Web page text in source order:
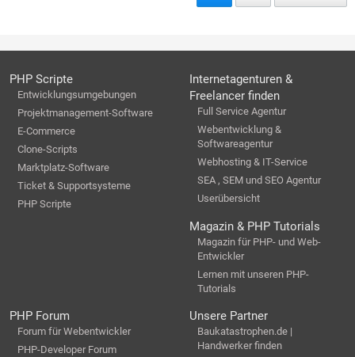
PHP Scripte
Entwicklungsumgebungen
Projektmanagement-Software
E-Commerce
Clone-Scripts
Marktplatz-Software
Ticket & Supportsysteme
PHP Scripte
Internetagenturen &
Freelancer finden
Full Service Agentur
Webentwicklung &
Softwareagentur
Webhosting & IT-Service
SEA , SEM und SEO Agentur
Userübersicht
Magazin & PHP Tutorials
Magazin für PHP- und Web-
Entwickler
Lernen mit unseren PHP-
Tutorials
PHP Forum
Forum für Webentwickler
PHP-Developer Forum
Unsere Partner
Baukatastrophen.de |
Handwerker finden